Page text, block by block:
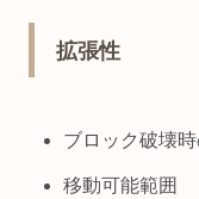
拡張性
ブロック破壊
移動可能範囲